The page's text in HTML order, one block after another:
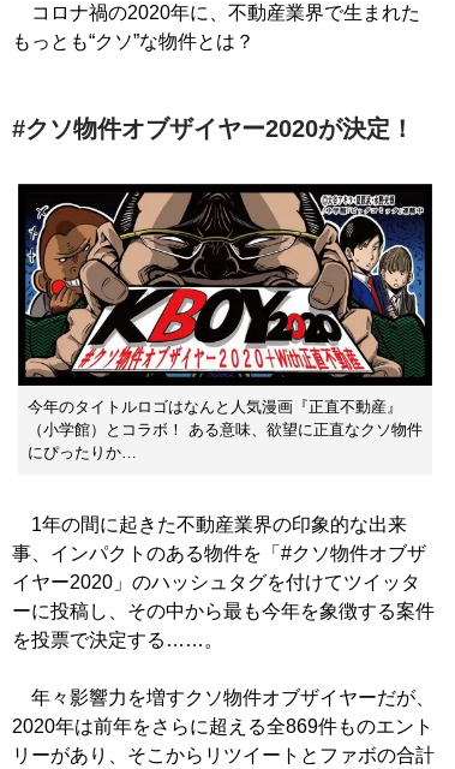
コロナ禍の2020年に、不動産業界で生まれた
もっとも“クソ”な物件とは？
#クソ物件オブザイヤー2020が決定！
今年のタイトルロゴはなんと人気漫画『正直不動産』
（小学館）とコラボ！ ある意味、欲望に正直なクソ物件
にぴったりか…
1年の間に起きた不動産業界の印象的な出来
事、インパクトのある物件を「#クソ物件オブザ
イヤー2020」のハッシュタグを付けてツイッタ
ーに投稿し、その中から最も今年を象徴する案件
を投票で決定する……。
年々影響力を増すクソ物件オブザイヤーだが、
2020年は前年をさらに超える全869件ものエント
リーがあり、そこからリツイートとファボの合計